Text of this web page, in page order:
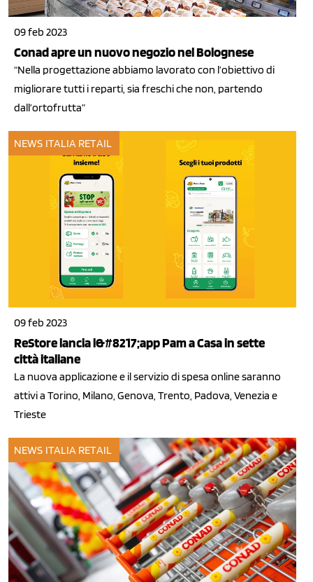
09 feb 2023
Conad apre un nuovo negozio nel Bolognese
“Nella progettazione abbiamo lavorato con l’obiettivo di
migliorare tutti i reparti, sia freschi che non, partendo
dall’ortofrutta”
NEWS ITALIA RETAIL
09 feb 2023
ReStore lancia l&#8217;app Pam a Casa in sette
città italiane
La nuova applicazione e il servizio di spesa online saranno
attivi a Torino, Milano, Genova, Trento, Padova, Venezia e
Trieste
NEWS ITALIA RETAIL